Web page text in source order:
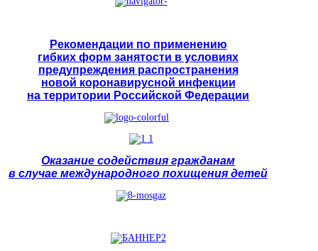
Рекомендации по применению
гибких форм занятости в условиях
предупреждения распространения
новой коронавирусной инфекции
на территории Российской Федерации
Оказание содействия гражданам
в случае международного похищения детей